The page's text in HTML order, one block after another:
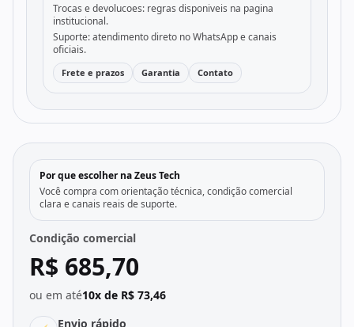
Trocas e devolucoes: regras disponiveis na pagina
institucional.
Suporte: atendimento direto no WhatsApp e canais
oficiais.
Frete e prazos Garantia Contato
Por que escolher na Zeus Tech
Você compra com orientação técnica, condição comercial
clara e canais reais de suporte.
Condição comercial
R$ 685,70
ou em até10x de R$ 73,46
Envio rápido